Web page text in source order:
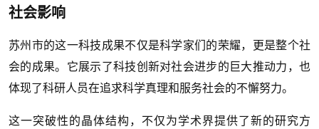
社会影响
苏州市的这一科技成果不仅是科学家们的荣耀，更是整个社
会的成果。它展示了科技创新对社会进步的巨大推动力，也
体现了科研人员在追求科学真理和服务社会的不懈努力。
这一突破性的晶体结构，不仅为学术界提供了新的研究方